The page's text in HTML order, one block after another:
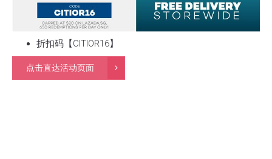
折扣码【CITIOR16】
点击直达活动页面